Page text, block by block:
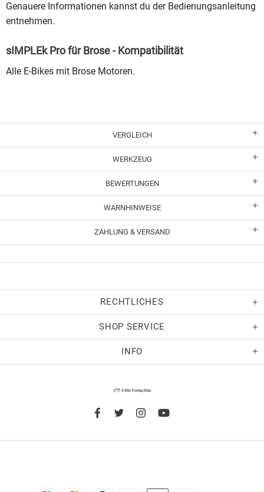
Genauere Informationen kannst du der Bedienungsanleitung
entnehmen.
sIMPLEk Pro für Brose - Kompatibilität
Alle E-Bikes mit Brose Motoren.
VERGLEICH
WERKZEUG
BEWERTUNGEN
WARNHINWEISE
ZAHLUNG & VERSAND
RECHTLICHES
SHOP SERVICE
INFO